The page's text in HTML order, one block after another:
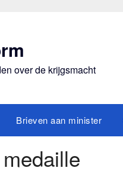
over de krijgsmacht
Brieven aan minister